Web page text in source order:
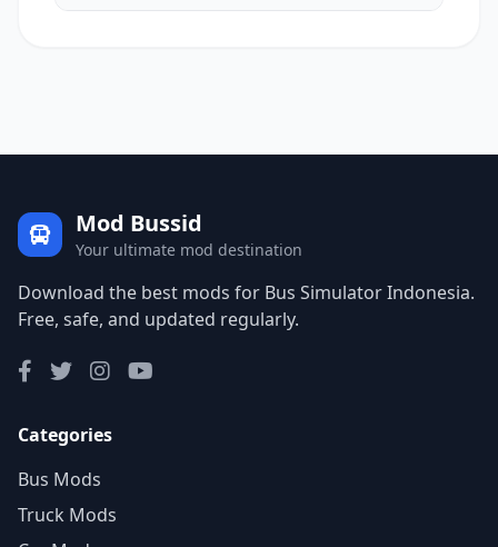
Mod Bussid
Your ultimate mod destination
Download the best mods for Bus Simulator Indonesia.
Free, safe, and updated regularly.
Categories
Bus Mods
Truck Mods